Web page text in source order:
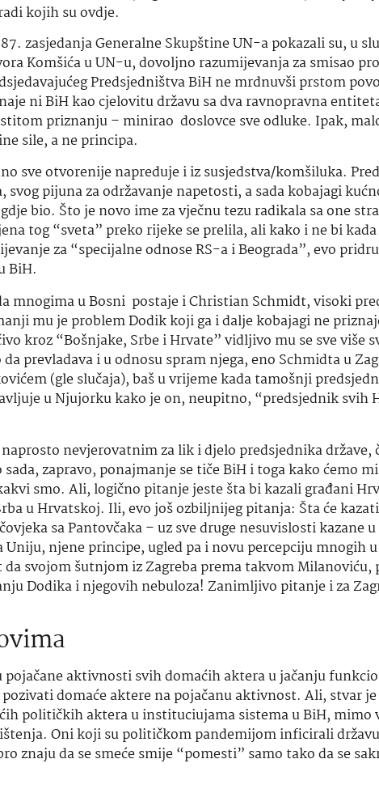
kojih su ovdje.
zasjedanja Generalne Skupštine UN-a pokazali su, u
Komšića u UN-u, dovoljno razumijevanja za smisao
Predsjedništva BiH ne mrdnuvši prstom
ni BiH kao cjelovitu državu sa dva ravnopravna
priznanju – minirao doslovce sve odluke. Ipak,
sile, a ne principa.
sve otvorenije napreduje i iz susjedstva/komšiluka.
pijuna za održavanje napetosti, a sada kobajagi
bio. Što je novo ime za vječnu tezu radikala sa one
tog “sveta” preko rijeke se prelila, ali kako i ne bi
za “specijalne odnose RS-a i Beograda”, evo
BiH.
mnogima u Bosni postaje i Christian Schmidt, visoki
mu je problem Dodik koji ga i dalje kobajagi ne
kroz “Bošnjake, Srbe i Hrvate” vidljivo mu se sve više
prevladava i u odnosu spram njega, eno Schmidta u
(gle slučaja), baš u vrijeme kada tamošnji
u Njujorku kako je on, neupitno, “predsjednik svih
nevjerovatnim za lik i djelo predsjednika države,
zapravo, ponajmanje se tiče BiH i toga kako ćemo
smo. Ali, logično pitanje jeste šta bi kazali građani
u Hrvatskoj. Ili, evo još ozbiljnijeg pitanja: Šta će
sa Pantovčaka – uz sve druge nesuvislosti kazane
Uniju, njene principe, ugled pa i novu percepciju mnogih
svojom šutnjom iz Zagreba prema takvom Milanoviću,
Dodika i njegovih nebuloza! Zanimljivo pitanje i za
pojačane aktivnosti svih domaćih aktera u jačanju
domaće aktere na pojačanu aktivnost. Ali, stvar
političkih aktera u instituciujama sistema u BiH,
Oni koji su političkom pandemijom inficirali
znaju da se smeće smije “pomesti” samo tako da se